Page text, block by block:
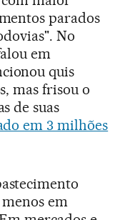
parados
No
em
quis
mas frisou o
de suas
em 3 milhões
em